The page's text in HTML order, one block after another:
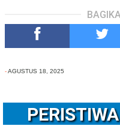
-AGUSTUS 18, 2025
PERISTIWA